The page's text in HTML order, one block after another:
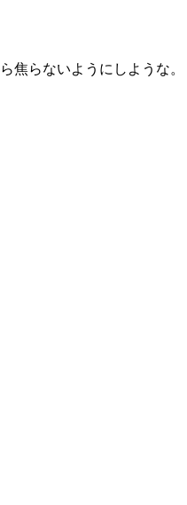
焦らないようにしような。